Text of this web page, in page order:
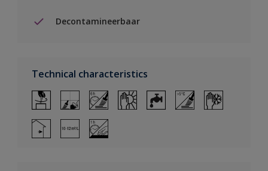
Decontamineerbaar
Technical characteristics